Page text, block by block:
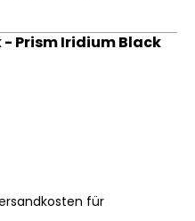
Prism Iridium Black
für